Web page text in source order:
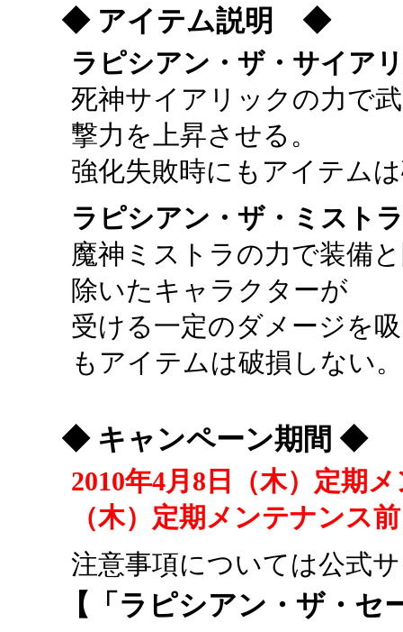
◆ アイテム説明 ◆
ラピシアン・ザ・サイア
死神サイアリックの力で
撃力を上昇させる。
強化失敗時にもアイテム
ラピシアン・ザ・ミスト
魔神ミストラの力で装備
除いたキャラクターが
受ける一定のダメージを
もアイテムは破損しない。
◆ キャンペーン期間 ◆
2010年4月8日（木）定期
（木）定期メンテナンス前
注意事項については公式
【「ラピシアン・ザ・